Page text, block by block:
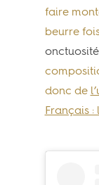
faire
beurre
donc de
Français :